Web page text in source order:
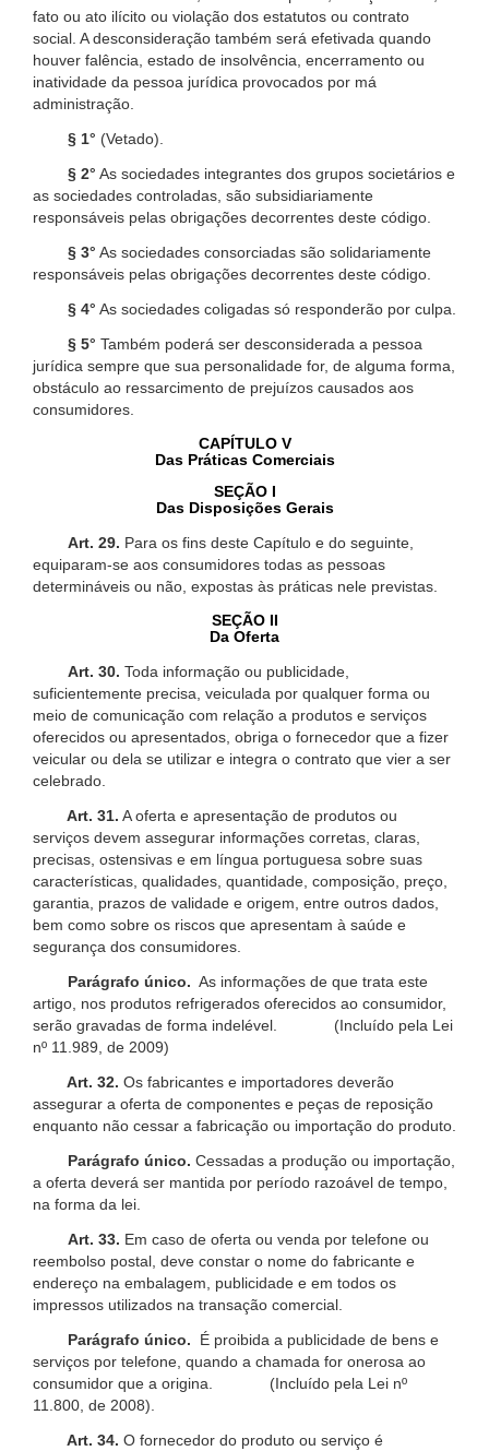
fato ou ato ilícito ou violação dos estatutos ou contrato
social. A desconsideração também será efetivada quando
houver falência, estado de insolvência, encerramento ou
inatividade da pessoa jurídica provocados por má
administração.
§ 1° (Vetado).
§ 2° As sociedades integrantes dos grupos societários e
as sociedades controladas, são subsidiariamente
responsáveis pelas obrigações decorrentes deste código.
§ 3° As sociedades consorciadas são solidariamente
responsáveis pelas obrigações decorrentes deste código.
§ 4° As sociedades coligadas só responderão por culpa.
§ 5° Também poderá ser desconsiderada a pessoa
jurídica sempre que sua personalidade for, de alguma forma,
obstáculo ao ressarcimento de prejuízos causados aos
consumidores.
CAPÍTULO V
Das Práticas Comerciais
SEÇÃO I
Das Disposições Gerais
Art. 29. Para os fins deste Capítulo e do seguinte,
equiparam-se aos consumidores todas as pessoas
determináveis ou não, expostas às práticas nele previstas.
SEÇÃO II
Da Oferta
Art. 30. Toda informação ou publicidade,
suficientemente precisa, veiculada por qualquer forma ou
meio de comunicação com relação a produtos e serviços
oferecidos ou apresentados, obriga o fornecedor que a fizer
veicular ou dela se utilizar e integra o contrato que vier a ser
celebrado.
Art. 31. A oferta e apresentação de produtos ou
serviços devem assegurar informações corretas, claras,
precisas, ostensivas e em língua portuguesa sobre suas
características, qualidades, quantidade, composição, preço,
garantia, prazos de validade e origem, entre outros dados,
bem como sobre os riscos que apresentam à saúde e
segurança dos consumidores.
Parágrafo único. As informações de que trata este
artigo, nos produtos refrigerados oferecidos ao consumidor,
serão gravadas de forma indelével. (Incluído pela Lei
nº 11.989, de 2009)
Art. 32. Os fabricantes e importadores deverão
assegurar a oferta de componentes e peças de reposição
enquanto não cessar a fabricação ou importação do produto.
Parágrafo único. Cessadas a produção ou importação,
a oferta deverá ser mantida por período razoável de tempo,
na forma da lei.
Art. 33. Em caso de oferta ou venda por telefone ou
reembolso postal, deve constar o nome do fabricante e
endereço na embalagem, publicidade e em todos os
impressos utilizados na transação comercial.
Parágrafo único.
É proibida a publicidade de bens e
serviços por telefone, quando a chamada for onerosa ao
consumidor que a origina. (Incluído pela Lei nº
11.800, de 2008).
Art. 34. O fornecedor do produto ou serviço é